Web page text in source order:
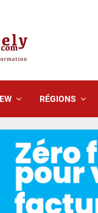
RÉGIONS